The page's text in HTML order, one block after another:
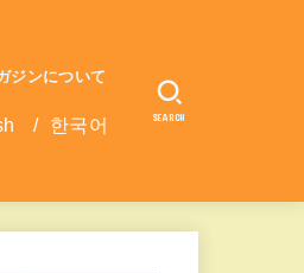
ジンについて
/ 한국어 SEARCH